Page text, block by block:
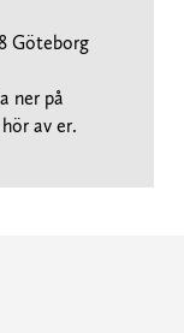
Göteborg
ner på
av er.